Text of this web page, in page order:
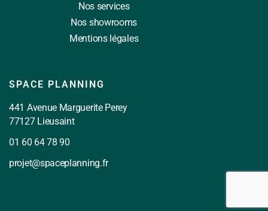
Nos services
Nos showrooms
Mentions légales
SPACE PLANNING
441 Avenue Marguerite Perey
77127 Lieusaint
01 60 64 78 90
projet@spaceplanning.fr